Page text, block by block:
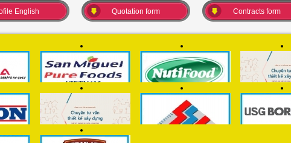
English Quotation form Contracts form